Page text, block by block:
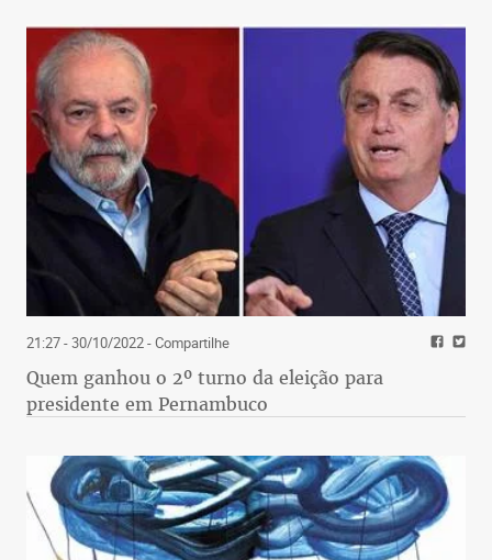
21:27 - 30/10/2022- Compartilhe
Quem ganhou o 2º turno da eleição para
presidente em Pernambuco